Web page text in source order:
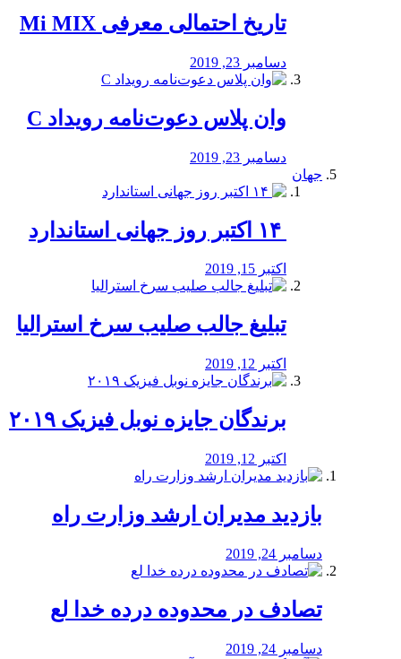
تاریخ احتمالی معرفی Mi MIX
دسامبر 23, 2019
وان پلاس دعوت‌نامه رویداد C
دسامبر 23, 2019
جهان
اکتبر 15, 2019
تبلیغ جالب صلیب سرخ استرالیا
اکتبر 12, 2019
برندگان جایزه نوبل فیزیک ۲۰۱۹
اکتبر 12, 2019
بازدید مدیران ارشد وزارت راه
دسامبر 24, 2019
تصادف در محدوده درده خدا لع
دسامبر 24, 2019